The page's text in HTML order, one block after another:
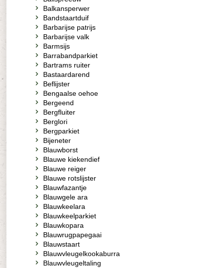
Balkansperwer
Bandstaartduif
Barbarijse patrijs
Barbarijse valk
Barmsijs
Barrabandparkiet
Bartrams ruiter
Bastaardarend
Beflijster
Bengaalse oehoe
Bergeend
Bergfluiter
Berglori
Bergparkiet
Bijeneter
Blauwborst
Blauwe kiekendief
Blauwe reiger
Blauwe rotslijster
Blauwfazantje
Blauwgele ara
Blauwkeelara
Blauwkeelparkiet
Blauwkopara
Blauwrugpapegaai
Blauwstaart
Blauwvleugelkookaburra
Blauwvleugeltaling